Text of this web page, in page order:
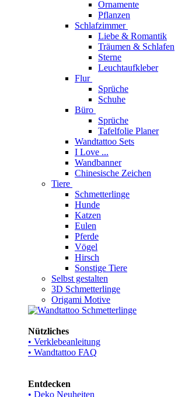
Ornamente
Pflanzen
Schlafzimmer
Liebe & Romantik
Träumen & Schlafen
Sterne
Leuchtaufkleber
Flur
Sprüche
Schuhe
Büro
Sprüche
Tafelfolie Planer
Wandtattoo Sets
I Love ...
Wandbanner
Chinesische Zeichen
Tiere
Schmetterlinge
Hunde
Katzen
Eulen
Pferde
Vögel
Hirsch
Sonstige Tiere
Selbst gestalten
3D Schmetterlinge
Origami Motive
Nützliches
• Verklebeanleitung
• Wandtattoo FAQ
Entdecken
• Deko Neuheiten